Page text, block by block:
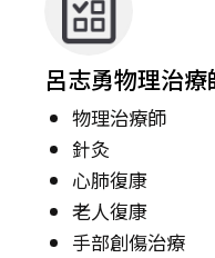
呂志勇物理治療
物理治療師
針灸
心肺復康
老人復康
手部創傷治療